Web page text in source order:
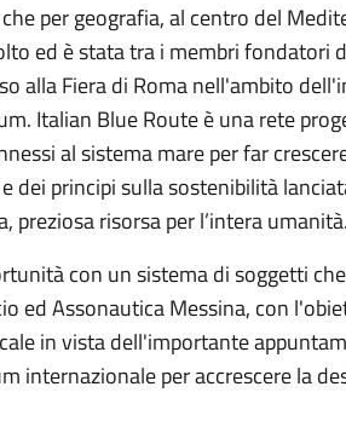
per geografia, al centro del
ed è stata tra i membri fondatori
alla Fiera di Roma nell'ambito
Italian Blue Route è una rete
al sistema mare per far
dei principi sulla sostenibilità
preziosa risorsa per l’intera umanità.
con un sistema di soggetti
ed Assonautica Messina, con
in vista dell'importante
internazionale per accrescere la